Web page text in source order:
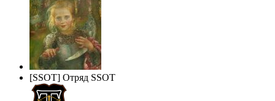
[SSOT] Отряд SSOT